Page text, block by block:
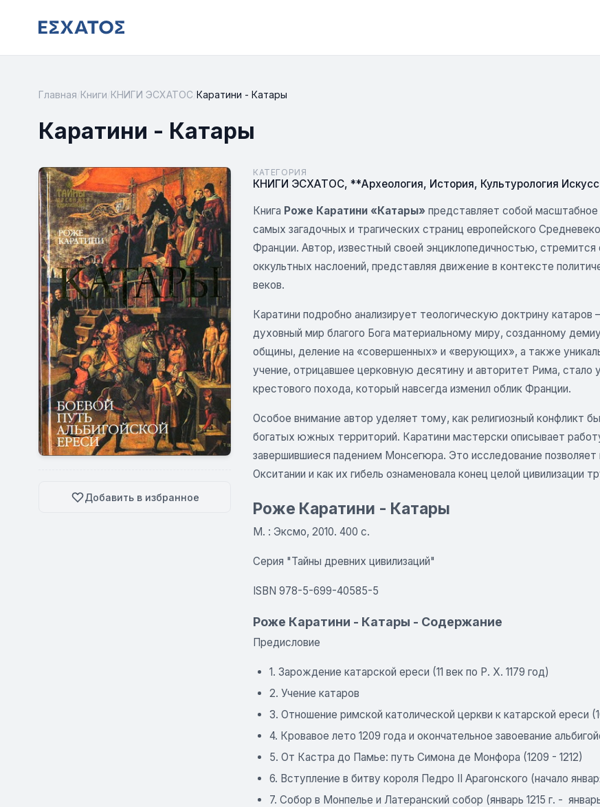
Главная Книги КНИГИ ЭСХАТОС Каратини - Катары
Каратини - Катары
Добавить в избранное
КАТЕГОРИЯ
КНИГИ ЭСХАТОС, **Археология, История, Культурология
Книга Роже Каратини «Катары» представляет собой
самых загадочных и трагических страниц европейского
Франции. Автор, известный своей энциклопедичностью,
оккультных наслоений, представляя движение в контексте
веков.
Каратини подробно анализирует теологическую доктрину
духовный мир благого Бога материальному миру, созданному
общины, деление на «совершенных» и «верующих», а также
учение, отрицавшее церковную десятину и авторитет Рима, стало
крестового похода, который навсегда изменил облик Франции.
Особое внимание автор уделяет тому, как религиозный конфликт
богатых южных территорий. Каратини мастерски описывает
завершившиеся падением Монсегюра. Это исследование
Окситании и как их гибель ознаменовала конец целой цивилизации
Роже Каратини - Катары
М. : Эксмо, 2010.­ 400 с.
Серия "Тайны древних цивилизаций"
ISBN 978­-5­-699-­40585­-5
Роже Каратини - Катары - Содержание
Предисловие
1. Зарождение катарской ереси (11 век по Р. Х. 1179 год)
2. Учение катаров
3. Отношение римской католической церкви к катарской ереси
4. Кровавое лето 1209 года и окончательное завоевание
5. От Кастра до Памье: путь Симона де Монфора (1209­ - 1212)
6. Вступление в битву короля Педро II Арагонского (начало
7. Собор в Монпелье и Латеранский собор (январь 1215 г. - ­ январь